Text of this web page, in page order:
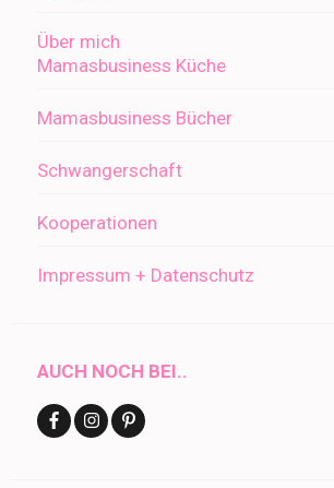
Über mich
Mamasbusiness Küche
Mamasbusiness Bücher
Schwangerschaft
Kooperationen
Impressum + Datenschutz
AUCH NOCH BEI..